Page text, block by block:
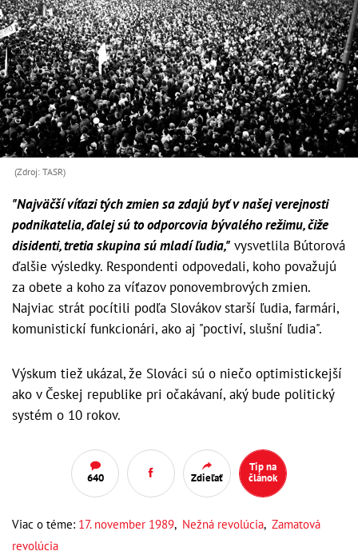
(Zdroj: TASR)
"Najväčší víťazi tých zmien sa zdajú byť v našej verejnosti
podnikatelia, ďalej sú to odporcovia bývalého režimu, čiže
disidenti, tretia skupina sú mladí ľudia," vysvetlila Bútorová
ďalšie výsledky. Respondenti odpovedali, koho považujú
za obete a koho za víťazov ponovembrových zmien.
Najviac strát pocítili podľa Slovákov starší ľudia, farmári,
komunistickí funkcionári, ako aj "poctiví, slušní ľudia".
Výskum tiež ukázal, že Slováci sú o niečo optimistickejší
ako v Českej republike pri očakávaní, aký bude politický
systém o 10 rokov.
640 Zdieľať
Tip na
článok
Viac o téme: 17. november 1989, Nežná revolúcia, Zamatová
revolúcia